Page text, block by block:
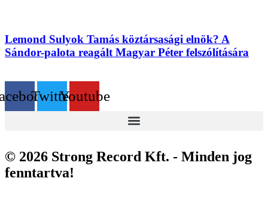
Lemond Sulyok Tamás köztársasági elnök? A
Sándor-palota reagált Magyar Péter felszólítására
TwitterYoutube
© 2026 Strong Record Kft. - Minden jog
fenntartva!